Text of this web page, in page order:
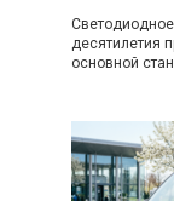
десятилетия
основной